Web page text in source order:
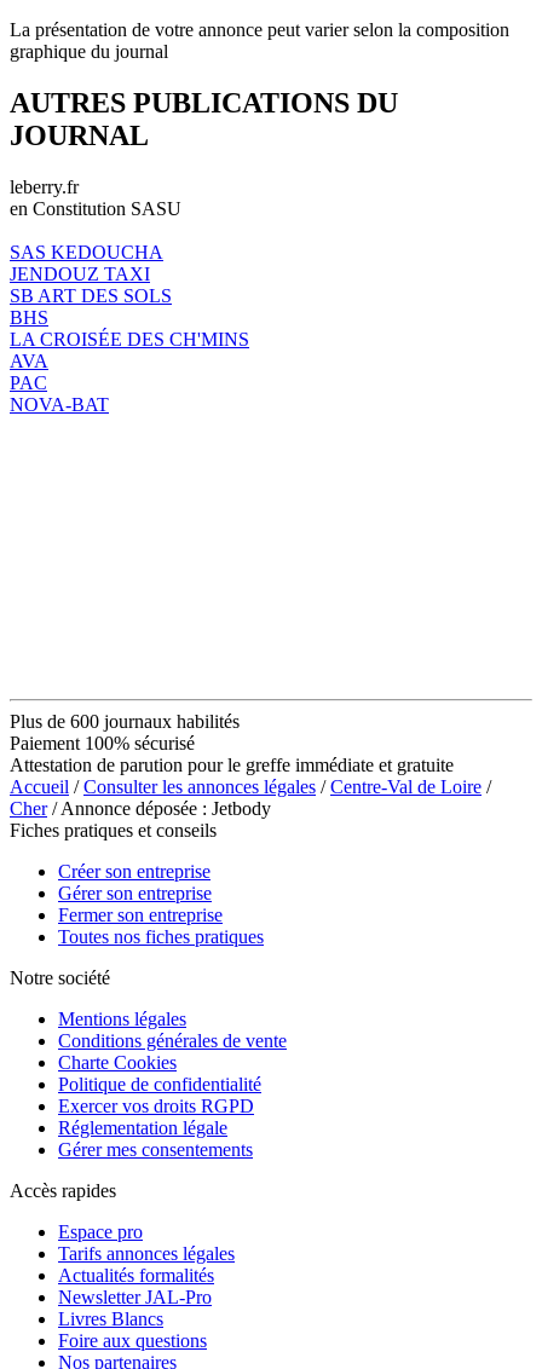
La présentation de votre annonce peut varier selon la composition
graphique du journal
AUTRES PUBLICATIONS DU
JOURNAL
leberry.fr
en Constitution SASU
SAS KEDOUCHA
JENDOUZ TAXI
SB ART DES SOLS
BHS
LA CROISÉE DES CH'MINS
AVA
PAC
NOVA-BAT
Plus de 600 journaux habilités
Paiement 100% sécurisé
Attestation de parution pour le greffe immédiate et gratuite
Accueil /Consulter les annonces légales /Centre-Val de Loire /
Cher/ Annonce déposée : Jetbody
Fiches pratiques et conseils
Créer son entreprise
Gérer son entreprise
Fermer son entreprise
Toutes nos fiches pratiques
Notre société
Mentions légales
Conditions générales de vente
Charte Cookies
Politique de confidentialité
Exercer vos droits RGPD
Réglementation légale
Gérer mes consentements
Accès rapides
Espace pro
Tarifs annonces légales
Actualités formalités
Newsletter JAL-Pro
Livres Blancs
Foire aux questions
Nos partenaires